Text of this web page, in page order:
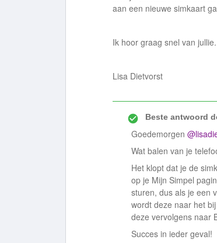
aan een nieuwe simkaart
Ik hoor graag snel van jullie.
Lisa Dietvorst
Beste antwoord
Goedemorgen
Wat balen van je
Het klopt dat je de
op je Mijn Simpel
sturen, dus als je een
wordt deze naar het
deze vervolgens naar
Succes in ieder geval!